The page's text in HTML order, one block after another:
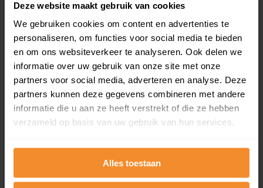
Deze website maakt gebruik van cookies
We gebruiken cookies om content en advertenties te
personaliseren, om functies voor social media te bieden
en om ons websiteverkeer te analyseren. Ook delen we
informatie over uw gebruik van onze site met onze
partners voor social media, adverteren en analyse. Deze
partners kunnen deze gegevens combineren met andere
informatie die u aan ze heeft verstrekt of die ze hebben
verzameld op basis van uw gebruik van hun services.
Alles toestaan
Woonoppervlak
103 m2
Perceel
210 m2
Verkoopdatum
30 juni 2026
Verkoopprijs
Koopsom opvragen
Roelie Duinkerkenstraat 30
Woonoppervlak Perceel
250 m2
Koopsom opvragen